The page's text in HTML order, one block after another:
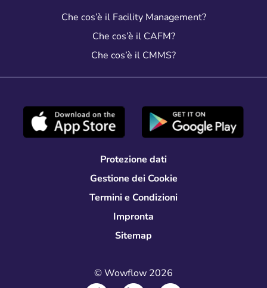
Che cos’è il Facility Management?
Che cos’è il CAFM?
Che cos’è il CMMS?
Protezione dati
Gestione dei Cookie
Termini e Condizioni
Impronta